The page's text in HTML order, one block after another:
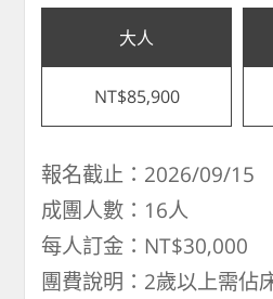
大人
NT$85,900
報名截止：2026/09/15
成團人數：16人
每人訂金：NT$30,000
團費說明：2歲以上需佔